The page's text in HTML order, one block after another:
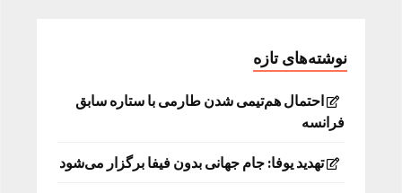
نوشته‌های تازه
احتمال هم‌تیمی شدن طارمی با ستاره سابق
فرانسه
تهدید یوفا: جام جهانی بدون فیفا برگزار می‌شود